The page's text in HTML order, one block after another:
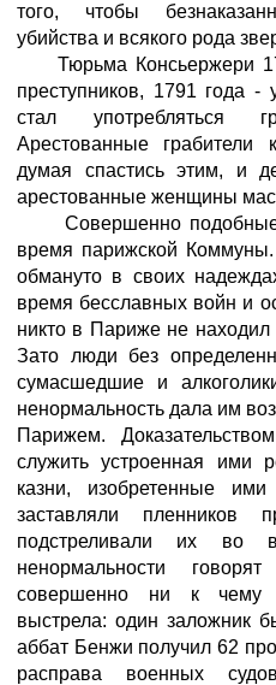
того, чтобы
убийства и всякого рода
Тюрьма Консьержери
преступников, 1791 года
стал употребляться
Арестованные грабители
думая спастись этим, и
арестованные женщины
Совершенно подобные
время парижской
обмануто в своих
время бесславных войн и
никто в Париже не находил
Зато люди без
сумасшедшие и
ненормальность дала им
Парижем.
служить устроенная ими
казни, изобретенные
заставляли пленников
подстреливали их
ненормальности
совершенно ни к чему
выстрела: один заложник
аббат Бенжи получил 62
расправа военных